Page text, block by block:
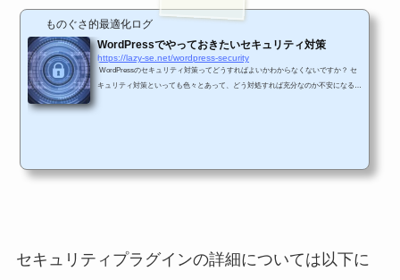
ものぐさ的最適化ログ
WordPressでやっておきたいセキュリティ対策
https://lazy-se.net/wordpress-security
WordPressのセキュリティ対策ってどうすればよいかわからなくないですか？ セ
キュリティ対策といっても色々とあって、どう対処すれば充分なのか不安になるか
セキュリティプラグインの詳細については以下に